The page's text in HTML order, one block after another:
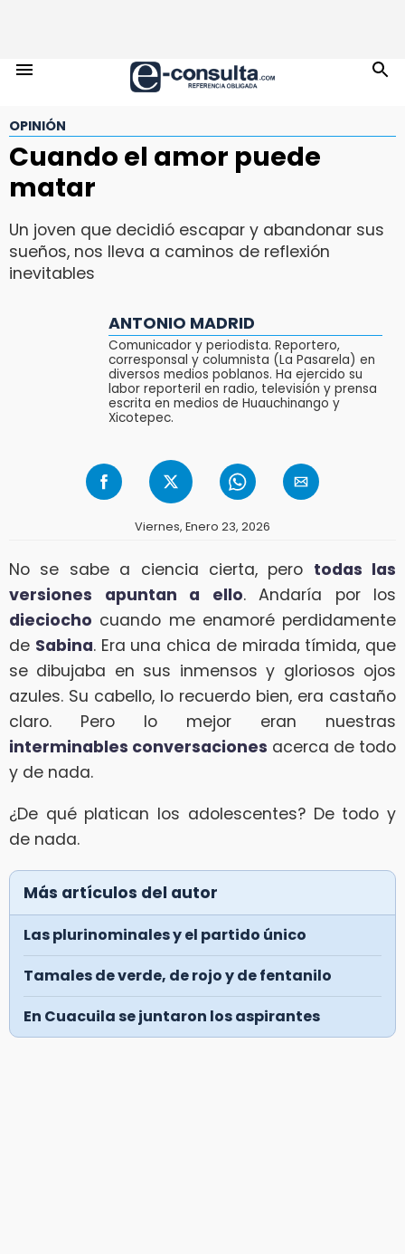
OPINIÓN
Cuando el amor puede
matar
Un joven que decidió escapar y abandonar sus
sueños, nos lleva a caminos de reflexión
inevitables
ANTONIO MADRID
Comunicador y periodista. Reportero,
corresponsal y columnista (La Pasarela) en
diversos medios poblanos. Ha ejercido su
labor reporteril en radio, televisión y prensa
escrita en medios de Huauchinango y
Xicotepec.
Viernes, Enero 23, 2026
No se sabe a ciencia cierta, pero todas las
versiones apuntan a ello. Andaría por los
dieciocho cuando me enamoré perdidamente
de Sabina. Era una chica de mirada tímida, que
se dibujaba en sus inmensos y gloriosos ojos
azules. Su cabello, lo recuerdo bien, era castaño
claro. Pero lo mejor eran nuestras
interminables conversaciones acerca de todo
y de nada.
¿De qué platican los adolescentes? De todo y
de nada.
Más artículos del autor
Las plurinominales y el partido único
Tamales de verde, de rojo y de fentanilo
En Cuacuila se juntaron los aspirantes